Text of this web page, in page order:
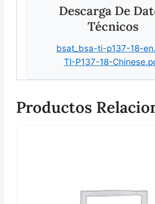
Descarga De
Técnicos
bsat_bsa-ti-p137-18-
TI-P137-18-
Productos